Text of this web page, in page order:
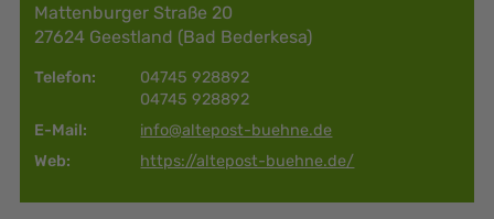
Mattenburger Straße 20
27624 Geestland (Bad Bederkesa)
Telefon:
04745 928892
04745 928892
E-Mail:
info@altepost-buehne.de
Web:
https://altepost-buehne.de/